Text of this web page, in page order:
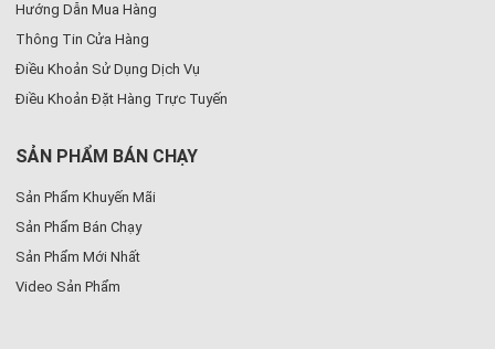
Hướng Dẫn Mua Hàng
Thông Tin Cửa Hàng
Điều Khoản Sử Dụng Dịch Vụ
Điều Khoản Đặt Hàng Trực Tuyến
SẢN PHẨM BÁN CHẠY
Sản Phẩm Khuyến Mãi
Sản Phẩm Bán Chạy
Sản Phẩm Mới Nhất
Video Sản Phẩm